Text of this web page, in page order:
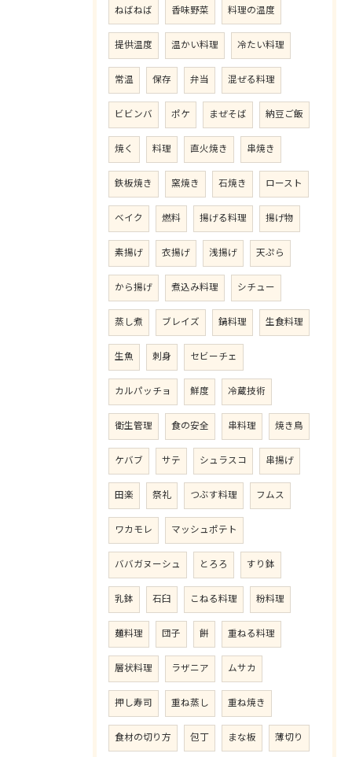
ねばねば 香味野菜 料理の温度
提供温度 温かい料理 冷たい料理
常温 保存 弁当 混ぜる料理
ビビンバ ポケ まぜそば 納豆ご飯
焼く 料理 直火焼き 串焼き
鉄板焼き 窯焼き 石焼き ロースト
ベイク 燃料 揚げる料理 揚げ物
素揚げ 衣揚げ 浅揚げ 天ぷら
から揚げ 煮込み料理 シチュー
蒸し煮 ブレイズ 鍋料理 生食料理
生魚 刺身 セビーチェ
カルパッチョ 鮮度 冷蔵技術
衛生管理 食の安全 串料理 焼き鳥
ケバブ サテ シュラスコ 串揚げ
田楽 祭礼 つぶす料理 フムス
ワカモレ マッシュポテト
ババガヌーシュ とろろ すり鉢
乳鉢 石臼 こねる料理 粉料理
麺料理 団子 餅 重ねる料理
層状料理 ラザニア ムサカ
押し寿司 重ね蒸し 重ね焼き
食材の切り方 包丁 まな板 薄切り